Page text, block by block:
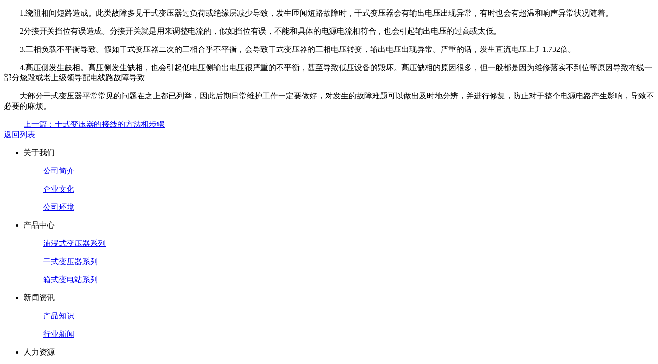
1.绕阻相间短路造成。此类故障多见干式变压器过负荷或绝缘层减少导致，发生匝闻短路故障时，干式变压器会有输出电压出现异常，有时也会有超温和响声异常状况随着。
2分接开关挡位有误造成。分接开关就是用来调整电流的，假如挡位有误，不能和具体的电源电流相符合，也会引起输出电压的过高或太低。
3.三相负载不平衡导致。假如干式变压器二次的三相合乎不平衡，会导致干式变压器的三相电压转变，输出电压出现异常。严重的话，发生直流电压上升1.732倍。
4.髙压侧发生缺相。髙压侧发生缺相，也会引起低电压侧输出电压很严重的不平衡，甚至导致低压设备的毁坏。髙压缺相的原因很多，但一般都是因为维修落实不到位等原因导致布线一
部分烧毁或老上级领导配电线路故障导致
大部分干式变压器平常常见的问题在之上都已列举，因此后期日常维护工作一定要做好，对发生的故障难题可以做出及时地分辨，并进行修复，防止对于整个电源电路产生影响，导致不
必要的麻烦。
上一篇：干式变压器的接线的方法和步骤
返回列表
关于我们
公司简介
企业文化
公司环境
产品中心
油浸式变压器系列
干式变压器系列
箱式变电站系列
新闻资讯
产品知识
行业新闻
人力资源